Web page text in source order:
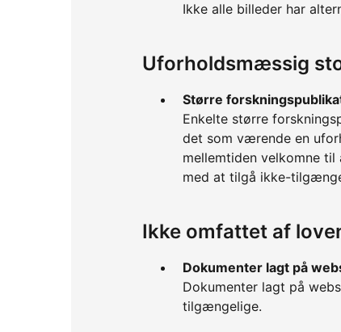
Ikke alle billeder har
Uforholdsmæssig
Større
Enkelte større
det som værende en
mellemtiden velkomne
med at tilgå ikke-
Ikke omfattet af
Dokumenter lagt på
Dokumenter lagt på
tilgængelige.